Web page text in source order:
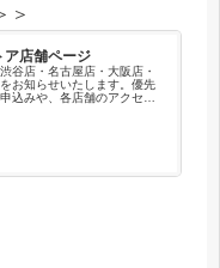
＞
ア店舗ページ
谷店・名古屋店・大阪店・
お知らせいたします。優先
込みや、各店舗のアクセス